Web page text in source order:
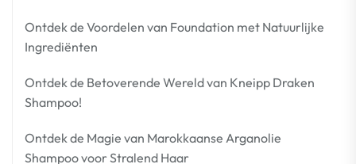
Ontdek de Voordelen van Foundation met Natuurlijke
Ingrediënten
Ontdek de Betoverende Wereld van Kneipp Draken
Shampoo!
Ontdek de Magie van Marokkaanse Arganolie
Shampoo voor Stralend Haar